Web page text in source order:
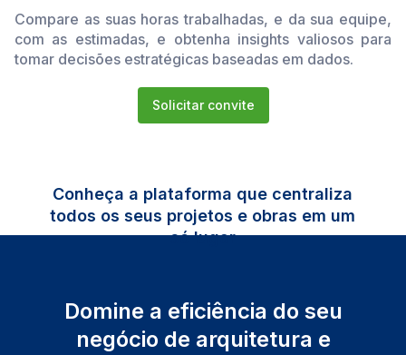
Compare as suas horas trabalhadas, e da sua equipe,
com as estimadas, e obtenha insights valiosos para
tomar decisões estratégicas baseadas em dados.
Solicitar convite
Conheça a plataforma que centraliza
todos os seus projetos e obras em um
só lugar
Domine a eficiência do seu
negócio de arquitetura e